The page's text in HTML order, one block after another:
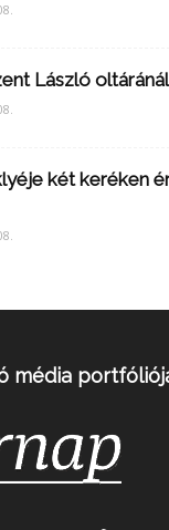
László oltáránál
két keréken
média